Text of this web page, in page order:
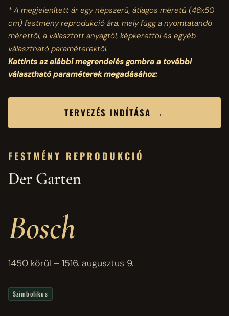
* A megjelenített ár egy népszerű, átlagos méretű (46x50
cm)festmény reprodukció ára, mely függ a nyomtatandó
mérettől, a választott anyagtól, képkerettől és egyéb
választható paraméterektől.
Kattints az alábbi megrendelés gombra a további
választható paraméterek megadásához:
TERVEZÉS INDÍTÁSA →
FESTMÉNY REPRODUKCIÓ
Der Garten
Bosch
1450 körül – 1516. augusztus 9.
Szimbolikus